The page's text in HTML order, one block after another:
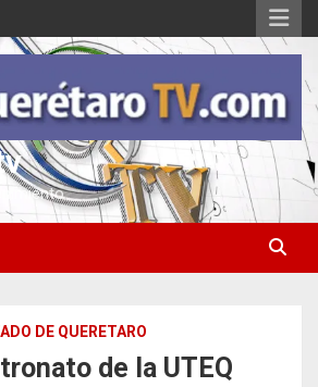
DE QUERETARO
de la UTEQ